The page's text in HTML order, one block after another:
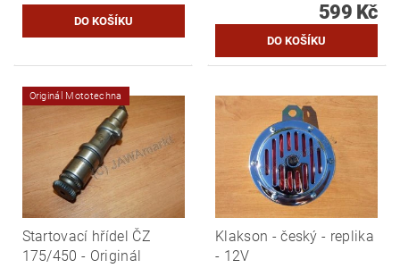
599 Kč
Originál Mototechna
Startovací hřídel ČZ
175/450 - Originál
Klakson - český - replika
- 12V